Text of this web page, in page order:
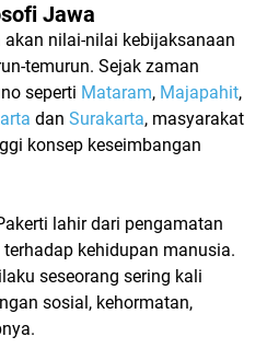
Jawa
nilai-nilai kebijaksanaan
temurun. Sejak zaman
seperti Mataram, Majapahit,
dan Surakarta, masyarakat
konsep keseimbangan
lahir dari pengamatan
kehidupan manusia.
seseorang sering kali
sosial, kehormatan,